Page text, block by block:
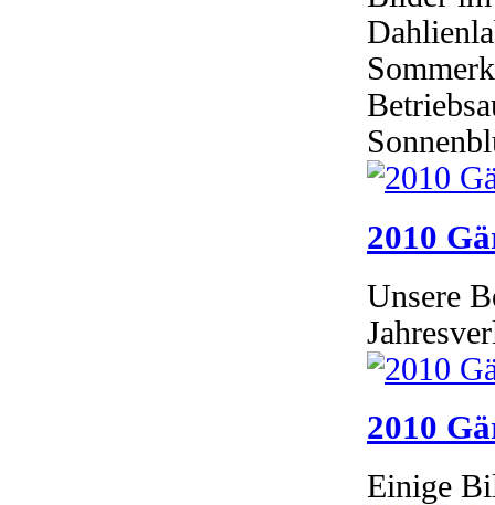
2010
Unsere
2010
Einige